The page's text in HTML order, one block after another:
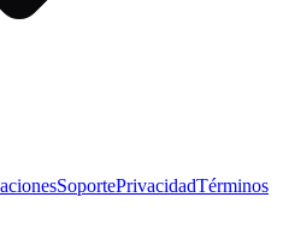
SoportePrivacidadTérminos